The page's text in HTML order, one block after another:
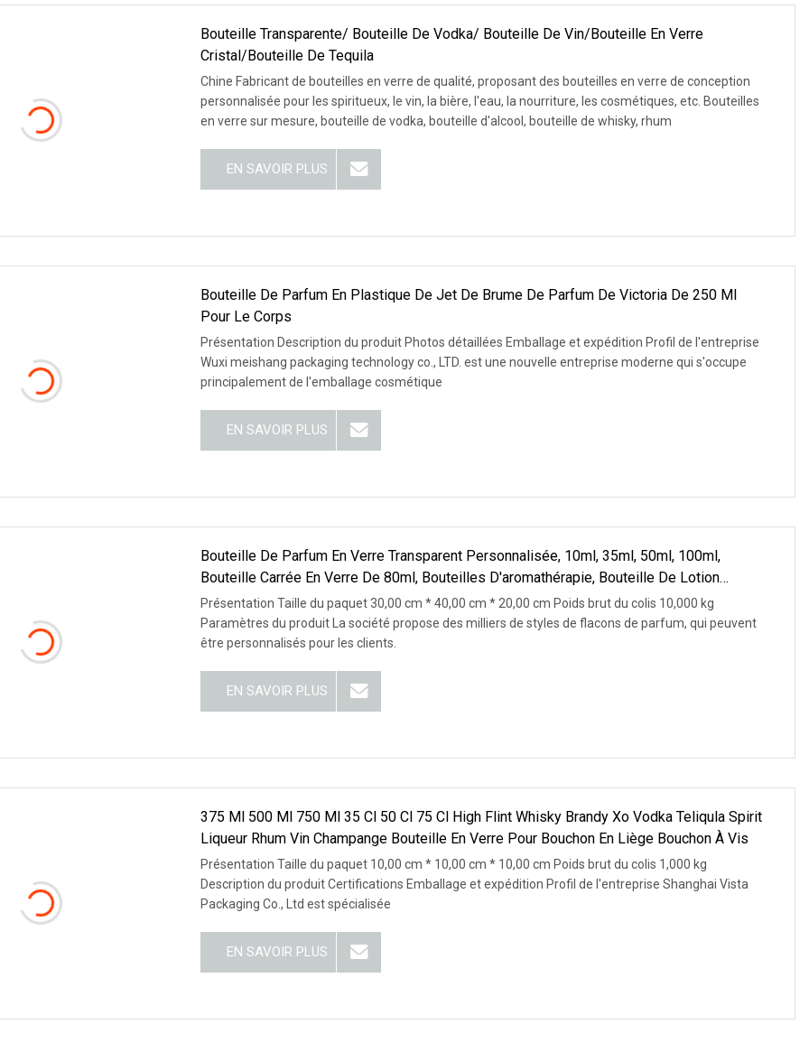
Bouteille Transparente/ Bouteille De Vodka/ Bouteille De Vin/bouteille En Verre
Cristal/bouteille De Tequila
Chine Fabricant de bouteilles en verre de qualité, proposant des bouteilles en verre de conception
personnalisée pour les spiritueux, le vin, la bière, l'eau, la nourriture, les cosmétiques, etc. Bouteilles
en verre sur mesure, bouteille de vodka, bouteille d'alcool, bouteille de whisky, rhum
EN SAVOIR PLUS
Bouteille De Parfum En Plastique De Jet De Brume De Parfum De Victoria De 250 Ml
Pour Le Corps
Présentation Description du produit Photos détaillées Emballage et expédition Profil de l'entreprise
Wuxi meishang packaging technology co., LTD. est une nouvelle entreprise moderne qui s'occupe
principalement de l'emballage cosmétique
EN SAVOIR PLUS
Bouteille De Parfum En Verre Transparent Personnalisée, 10ml, 35ml, 50ml, 100ml,
Bouteille Carrée En Verre De 80ml, Bouteilles D'aromathérapie, Bouteille De Lotion
Cosmétique
Présentation Taille du paquet 30,00 cm * 40,00 cm * 20,00 cm Poids brut du colis 10,000 kg
Paramètres du produit La société propose des milliers de styles de flacons de parfum, qui peuvent
être personnalisés pour les clients.
EN SAVOIR PLUS
375 Ml 500 Ml 750 Ml 35 Cl 50 Cl 75 Cl High Flint Whisky Brandy Xo Vodka Teliqula Spirit
Liqueur Rhum Vin Champange Bouteille En Verre Pour Bouchon En Liège Bouchon À Vis
Présentation Taille du paquet 10,00 cm * 10,00 cm * 10,00 cm Poids brut du colis 1,000 kg
Description du produit Certifications Emballage et expédition Profil de l'entreprise Shanghai Vista
Packaging Co., Ltd est spécialisée
EN SAVOIR PLUS